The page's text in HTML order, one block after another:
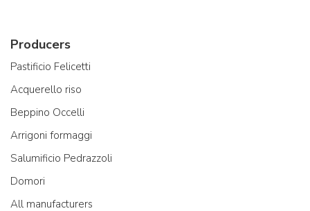
Producers
Pastificio Felicetti
Acquerello riso
Beppino Occelli
Arrigoni formaggi
Salumificio Pedrazzoli
Domori
All manufacturers